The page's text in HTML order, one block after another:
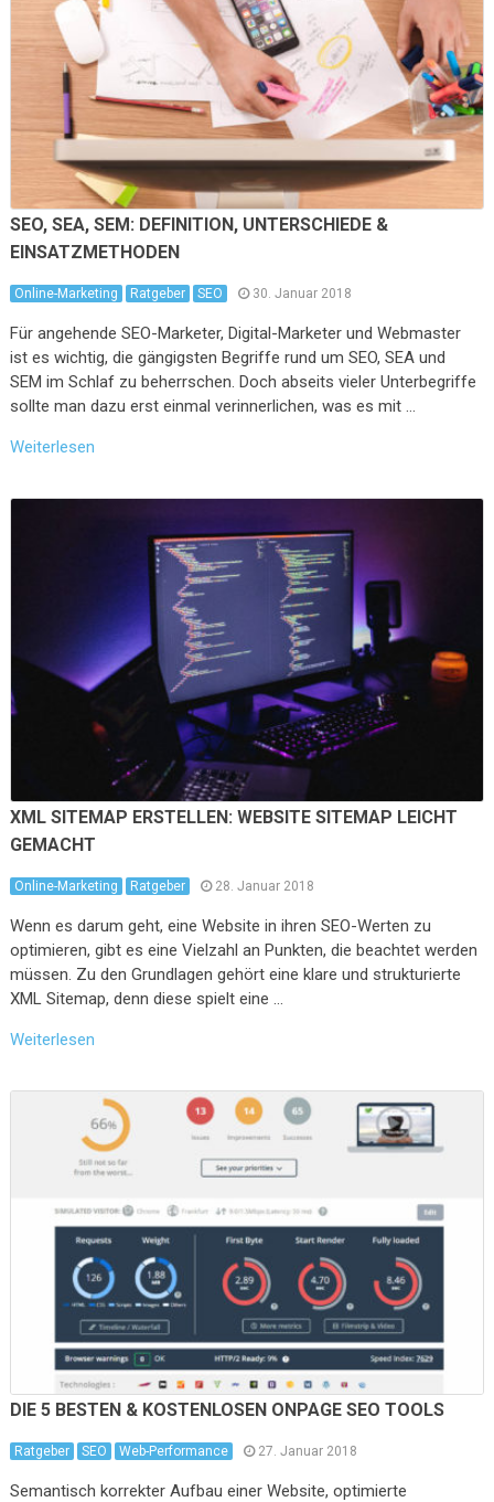
SEO, SEA, SEM: DEFINITION, UNTERSCHIEDE &
EINSATZMETHODEN
Online-Marketing Ratgeber SEO 30. Januar 2018
Für angehende SEO-Marketer, Digital-Marketer und Webmaster
ist es wichtig, die gängigsten Begriffe rund um SEO, SEA und
SEM im Schlaf zu beherrschen. Doch abseits vieler Unterbegriffe
sollte man dazu erst einmal verinnerlichen, was es mit …
Weiterlesen
XML SITEMAP ERSTELLEN: WEBSITE SITEMAP LEICHT
GEMACHT
Online-Marketing Ratgeber 28. Januar 2018
Wenn es darum geht, eine Website in ihren SEO-Werten zu
optimieren, gibt es eine Vielzahl an Punkten, die beachtet werden
müssen. Zu den Grundlagen gehört eine klare und strukturierte
XML Sitemap, denn diese spielt eine …
Weiterlesen
DIE 5 BESTEN & KOSTENLOSEN ONPAGE SEO TOOLS
Ratgeber SEO Web-Performance 27. Januar 2018
Semantisch korrekter Aufbau einer Website, optimierte